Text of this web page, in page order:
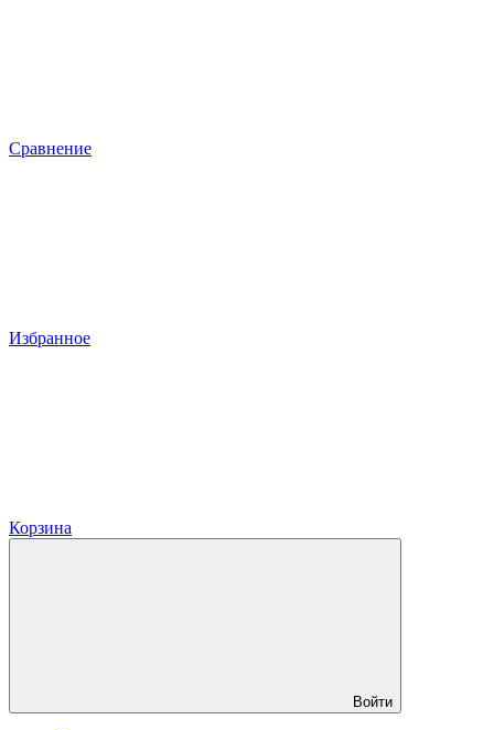
Сравнение
Избранное
Корзина
Войти